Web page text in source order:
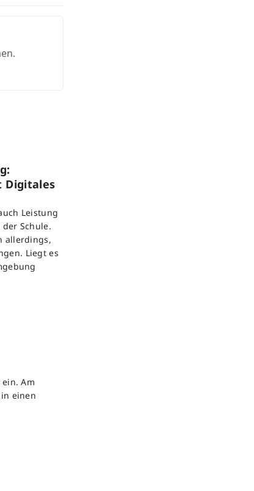
Digitales
Leistung
Schule.
allerdings,
Liegt es
Am
einen